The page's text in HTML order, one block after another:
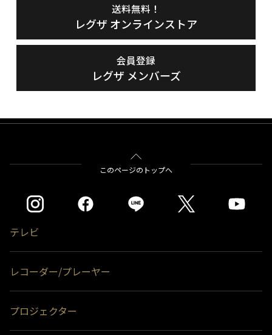
送料無料！
レグザ オンラインストア
会員登録
レグザ メンバーズ
このページのトップへ
テレビ
レコーダー/プレーヤー
プロジェクター